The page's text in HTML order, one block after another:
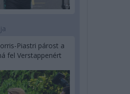
Piastri párost a
fel Verstappenért